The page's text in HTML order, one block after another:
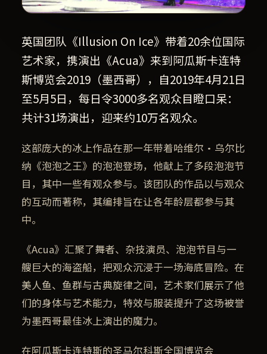
英国团队《Illusion On Ice》带着20余位国际
艺术家，携演出《Acua》来到阿瓜斯卡连特
斯博览会2019（墨西哥），自2019年4月21日
至5月5日，每日令3000多名观众目瞪口呆：
共计31场演出，迎来约10万名观众。
这部庞大的冰上作品在那一年带着哈维尔·乌尔比
纳《泡泡之王》的泡泡登场，他献上了多段泡泡节
目，其中一些有观众参与。该团队的作品以与观众
的互动而著称，其编排旨在让各年龄层都参与其
中。
《Acua》汇聚了舞者、杂技演员、泡泡节目与一
艘巨大的海盗船，把观众沉浸于一场海底冒险。在
美人鱼、鱼群与古典旋律之间，艺术家们展示了他
们的身体与艺术能力，特效与服装提升了这场被誉
为墨西哥最佳冰上演出的魔力。
在阿瓜斯卡连特斯的圣马尔科斯全国博览会